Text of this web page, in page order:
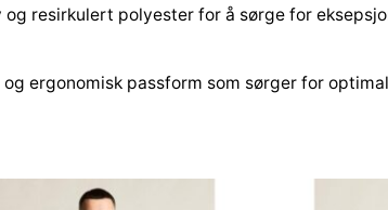
resirkulert polyester for å sørge for
ergonomisk passform som sørger for